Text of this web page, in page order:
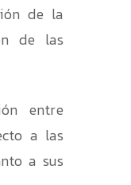
de la
de las
entre
a las
a sus